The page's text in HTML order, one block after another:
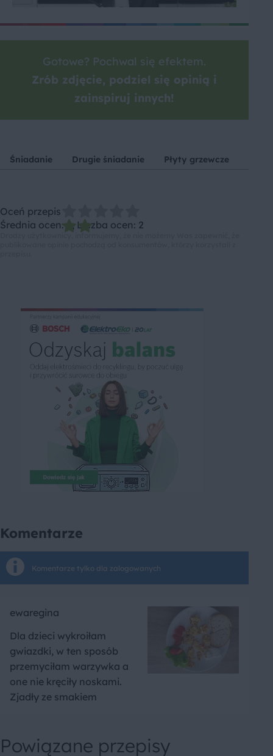
Gotowe? Pochwal się efektem.
Zrób zdjęcie, podziel się opinią i
zainspiruj innych!
Śniadanie Drugie śniadanie Płyty grzewcze
Oceń przepis
Średnia ocen: 2, Liczba ocen: 2
Komentarze
Komentarze tylko dla zalogowanych
ewaregina
Dla dzieci wykroiłam
gwiazdki, w ten sposób
przemyciłam warzywka a
one nie kręciły noskami.
Zjadły ze smakiem
Powiązane przepisy